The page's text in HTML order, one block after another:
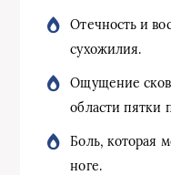
Отечность и
сухожилия.
Ощущение
области пятки
Боль, которая
ноге.